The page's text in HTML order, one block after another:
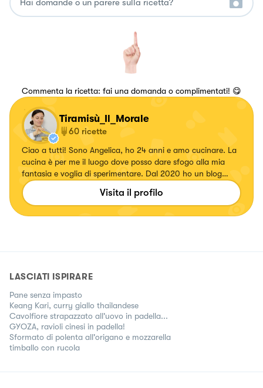
Commenta la ricetta: fai una domanda o complimentati! 😋
Tiramisù_Il_Morale
60 ricette
Ciao a tutti! Sono Angelica, ho 24 anni e amo cucinare. La
cucina è per me il luogo dove posso dare sfogo alla mia
fantasia e voglia di sperimentare. Dal 2020 ho un blog
“Tiramisù il Morale” in cui pubblico tutte le ricette gluten &
dairy free, anche in versione normale (sì gestisco una
Visita il profilo
LASCIATI ISPIRARE
Pane senza impasto
Keang Kari, curry giallo thailandese
Cavolfiore strapazzato all'uovo in padella...
GYOZA, ravioli cinesi in padella!
Sformato di polenta all'origano e mozzarella
timballo con rucola